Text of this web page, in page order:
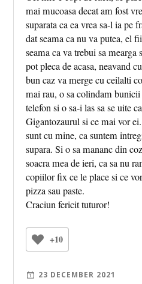
mai mucoasa decat am fost
suparata ca ea vrea sa-l ia pe
dat seama ca nu va putea, el
seama ca va trebui sa
pot pleca de acasa, neavand
bun caz va merge cu ceilalti
mai rau, o sa colindam
telefon si o sa-i las sa se uite
Gigantozaurul si ce mai vor
sunt cu mine, ca suntem
supara. Si o sa mananc din
soacra mea de ieri, ca sa nu
copiilor fix ce le place si ce
pizza sau paste.
Craciun fericit tuturor!
+10
23 DECEMBER 2021